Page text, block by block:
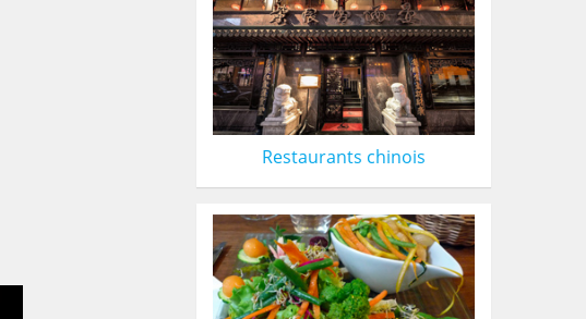
Restaurants chinois